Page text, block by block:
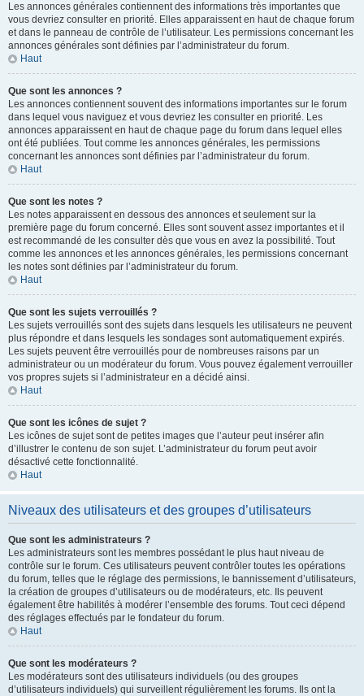
Les annonces générales contiennent des informations très importantes que
vous devriez consulter en priorité. Elles apparaissent en haut de chaque forum
et dans le panneau de contrôle de l’utilisateur. Les permissions concernant les
annonces générales sont définies par l’administrateur du forum.
Haut
Que sont les annonces ?
Les annonces contiennent souvent des informations importantes sur le forum
dans lequel vous naviguez et vous devriez les consulter en priorité. Les
annonces apparaissent en haut de chaque page du forum dans lequel elles
ont été publiées. Tout comme les annonces générales, les permissions
concernant les annonces sont définies par l’administrateur du forum.
Haut
Que sont les notes ?
Les notes apparaissent en dessous des annonces et seulement sur la
première page du forum concerné. Elles sont souvent assez importantes et il
est recommandé de les consulter dès que vous en avez la possibilité. Tout
comme les annonces et les annonces générales, les permissions concernant
les notes sont définies par l’administrateur du forum.
Haut
Que sont les sujets verrouillés ?
Les sujets verrouillés sont des sujets dans lesquels les utilisateurs ne peuvent
plus répondre et dans lesquels les sondages sont automatiquement expirés.
Les sujets peuvent être verrouillés pour de nombreuses raisons par un
administrateur ou un modérateur du forum. Vous pouvez également verrouiller
vos propres sujets si l’administrateur en a décidé ainsi.
Haut
Que sont les icônes de sujet ?
Les icônes de sujet sont de petites images que l’auteur peut insérer afin
d’illustrer le contenu de son sujet. L’administrateur du forum peut avoir
désactivé cette fonctionnalité.
Haut
Niveaux des utilisateurs et des groupes d’utilisateurs
Que sont les administrateurs ?
Les administrateurs sont les membres possédant le plus haut niveau de
contrôle sur le forum. Ces utilisateurs peuvent contrôler toutes les opérations
du forum, telles que le réglage des permissions, le bannissement d’utilisateurs,
la création de groupes d’utilisateurs ou de modérateurs, etc. Ils peuvent
également être habilités à modérer l’ensemble des forums. Tout ceci dépend
des réglages effectués par le fondateur du forum.
Haut
Que sont les modérateurs ?
Les modérateurs sont des utilisateurs individuels (ou des groupes
d’utilisateurs individuels) qui surveillent régulièrement les forums. Ils ont la